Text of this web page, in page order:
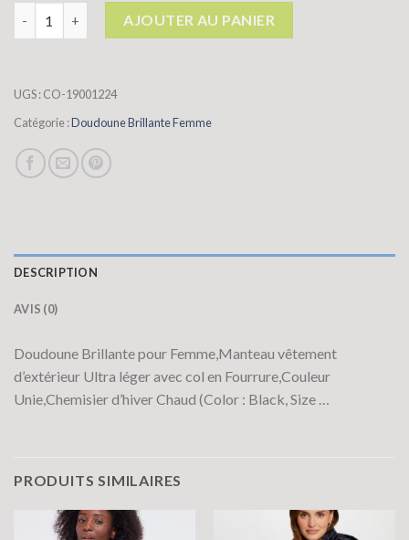
AJOUTER AU PANIER
UGS :CO-19001224
Catégorie :Doudoune Brillante Femme
DESCRIPTION
AVIS (0)
Doudoune Brillante pour Femme,Manteau vêtement
d’extérieur Ultra léger avec col en Fourrure,Couleur
Unie,Chemisier d’hiver Chaud (Color : Black, Size …
PRODUITS SIMILAIRES